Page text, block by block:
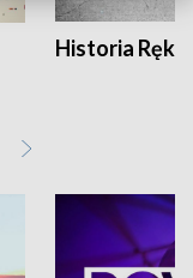
Historia Ręką